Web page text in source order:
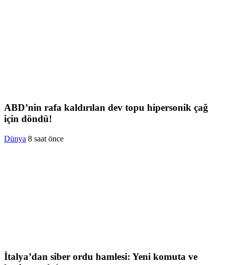
ABD’nin rafa kaldırılan dev topu hipersonik çağ
için döndü!
Dünya 8 saat önce
İtalya’dan siber ordu hamlesi: Yeni komuta ve